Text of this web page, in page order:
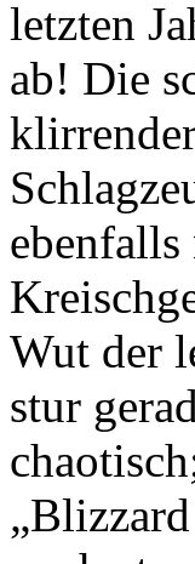
letzten
ab! Die
Wut der
stur